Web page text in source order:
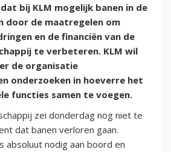
bij KLM mogelijk banen in de
door de maatregelen om
en de financiën van de
te verbeteren. KLM wil
de organisatie
onderzoeken in hoeverre het
functies samen te voegen.
zei donderdag nog niet te
dat banen verloren gaan.
absoluut nodig aan boord en